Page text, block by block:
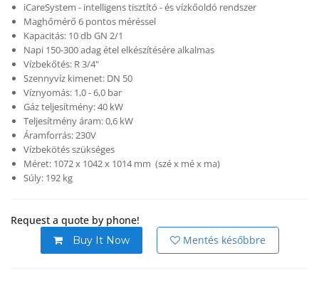
iCareSystem - intelligens tisztító - és vízkőoldó rendszer
Maghőmérő 6 pontos méréssel
Kapacitás: 10 db GN 2/1
Napi 150-300 adag étel elkészítésére alkalmas
Vízbekőtés: R 3/4"
Szennyvíz kimenet: DN 50
Víznyomás: 1,0 - 6,0 bar
Gáz teljesítmény: 40 kW
Teljesítmény áram: 0,6 kW
Áramforrás: 230V
Vízbekötés szükséges
Méret: 1072 x 1042 x 1014 mm (szé x mé x ma)
Súly: 192 kg
Request a quote by phone!
Buy It Now Mentés későbbre